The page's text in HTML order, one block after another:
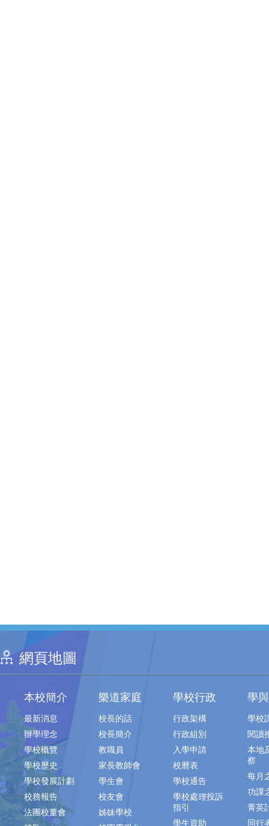
網頁地圖
本校簡介
最新消息
辦學理念
學校概覽
學校歷史
學校發展計劃
校務報告
法團校董會
樂道家庭
校長的話
校長簡介
教職員
家長教師會
學生會
校友會
姊妹學校
學校行政
行政架構
行政組別
入學申請
校曆表
學校通告
學校處理投訴
指引
學生資助
學
學校
閱讀
本地
察
每月
功課
菁英
同行